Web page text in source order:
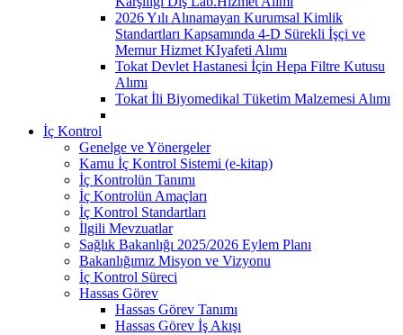
2026 Yılı Alınamayan Kurumsal Kimlik
Standartları Kapsamında 4-D Sürekli İşçi ve
Memur Hizmet KIyafeti Alımı
Tokat Devlet Hastanesi İçin Hepa Filtre Kutusu
Alımı
Tokat İli Biyomedikal Tüketim Malzemesi Alımı
İç Kontrol
Genelge ve Yönergeler
Kamu İç Kontrol Sistemi (e-kitap)
İç Kontrolün Tanımı
İç Kontrolün Amaçları
İç Kontrol Standartları
İlgili Mevzuatlar
Sağlık Bakanlığı 2025/2026 Eylem Planı
Bakanlığımız Misyon ve Vizyonu
İç Kontrol Süreci
Hassas Görev
Hassas Görev Tanımı
Hassas Görev İş Akışı